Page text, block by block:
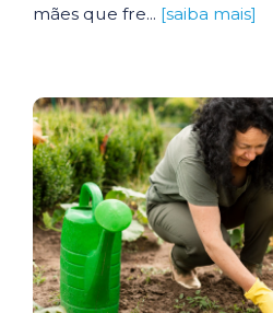
mães que fre... [saiba mais]